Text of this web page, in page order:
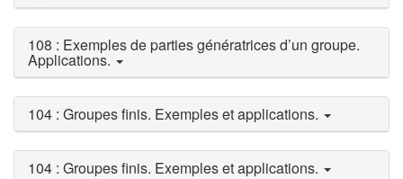
108 : Exemples de parties génératrices d’un groupe.
Applications.
104 : Groupes finis. Exemples et applications.
104 : Groupes finis. Exemples et applications.